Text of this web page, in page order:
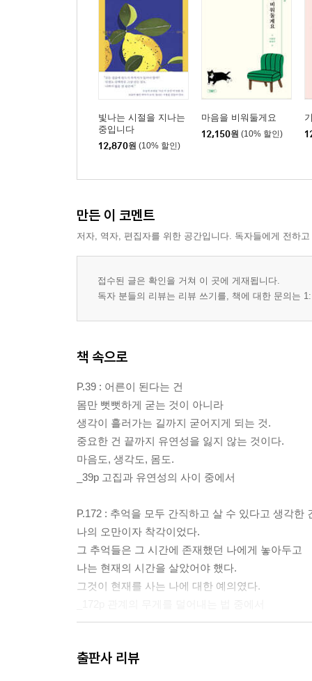
빛나는 시절을 지나는
중입니다
12,870원 (10% 할인)
마음을 비워둘게요
12,150원 (10% 할인)
만든 이 코멘트
저자, 역자, 편집자를 위한 공간입니다. 독자들에게 전하
접수된 글은 확인을 거쳐 이 곳에 게재됩니다.
독자 분들의 리뷰는 리뷰 쓰기를, 책에 대한 문의는
책 속으로
P.39 : 어른이 된다는 건
몸만 뻣뻣하게 굳는 것이 아니라
생각이 흘러가는 길까지 굳어지게 되는 것.
중요한 건 끝까지 유연성을 잃지 않는 것이다.
마음도, 생각도, 몸도.
_39p 고집과 유연성의 사이 중에서
P.172 : 추억을 모두 간직하고 살 수 있다고 생각한
나의 오만이자 착각이었다.
그 추억들은 그 시간에 존재했던 나에게 놓아두고
나는 현재의 시간을 살았어야 했다.
그것이 현재를 사는 나에 대한 예의였다.
일상적인 것들에서 뭔가가 빠져 있을 때 주는 허
출판사 리뷰